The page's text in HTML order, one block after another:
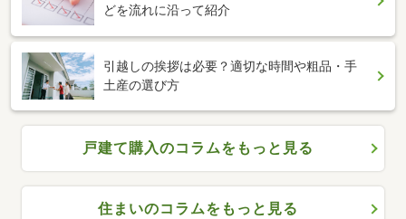
どを流れに沿って紹介
引越しの挨拶は必要？適切な時間や粗品・手
土産の選び方
戸建て購入のコラムをもっと見る
住まいのコラムをもっと見る